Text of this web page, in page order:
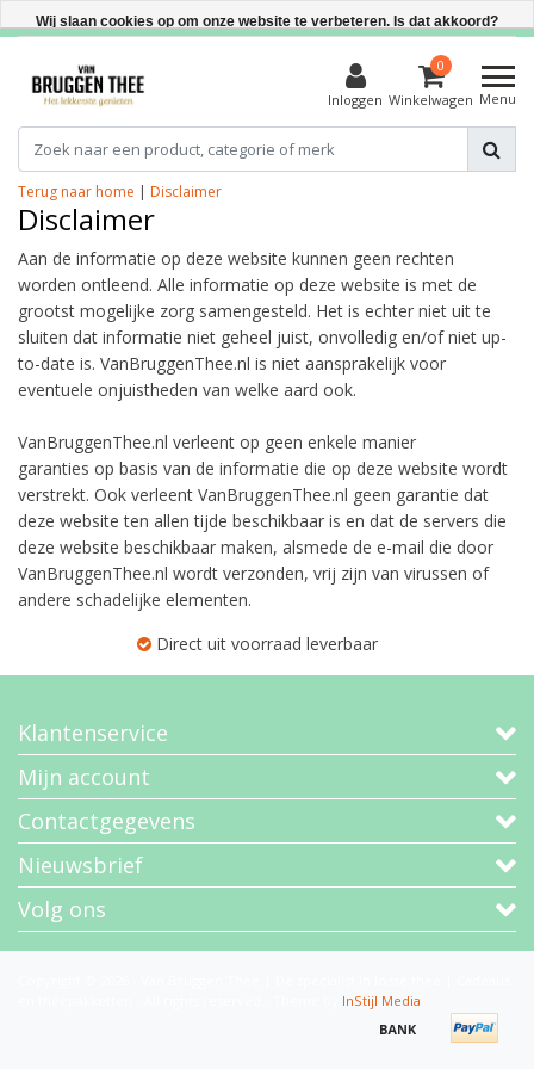
Direct uit voorraad leverbaar
Inloggen
0
Winkelwagen Menu
Terug naar home | Disclaimer
Disclaimer
Aan de informatie op deze website kunnen geen rechten
worden ontleend. Alle informatie op deze website is met de
grootst mogelijke zorg samengesteld. Het is echter niet uit te
sluiten dat informatie niet geheel juist, onvolledig en/of niet up-
to-date is. VanBruggenThee.nl is niet aansprakelijk voor
eventuele onjuistheden van welke aard ook.
VanBruggenThee.nl verleent op geen enkele manier
garanties op basis van de informatie die op deze website wordt
verstrekt. Ook verleent VanBruggenThee.nl geen garantie dat
deze website ten allen tijde beschikbaar is en dat de servers die
deze website beschikbaar maken, alsmede de e-mail die door
VanBruggenThee.nl wordt verzonden, vrij zijn van virussen of
andere schadelijke elementen.
Direct uit voorraad leverbaar
Klantenservice
Mijn account
Contactgegevens
Nieuwsbrief
Volg ons
InStijl Media
Wij slaan cookies op om onze website te verbeteren. Is dat akkoord?
Meer over cookies »